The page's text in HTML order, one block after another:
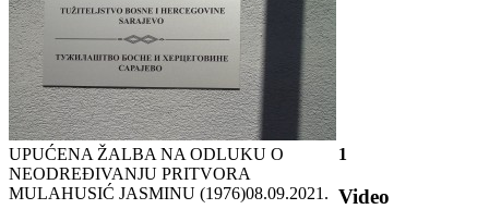
UPUĆENA ŽALBA NA ODLUKU O
NEODREĐIVANJU PRITVORA
MULAHUSIĆ JASMINU (1976)08.09.2021.
1
Video